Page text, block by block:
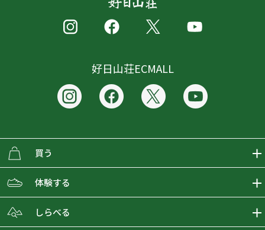
好日山荘ECMALL
買う
ECMALLの商品をさがす
取り扱いブランド一覧
体験する
おとな女子登山部
しらべる